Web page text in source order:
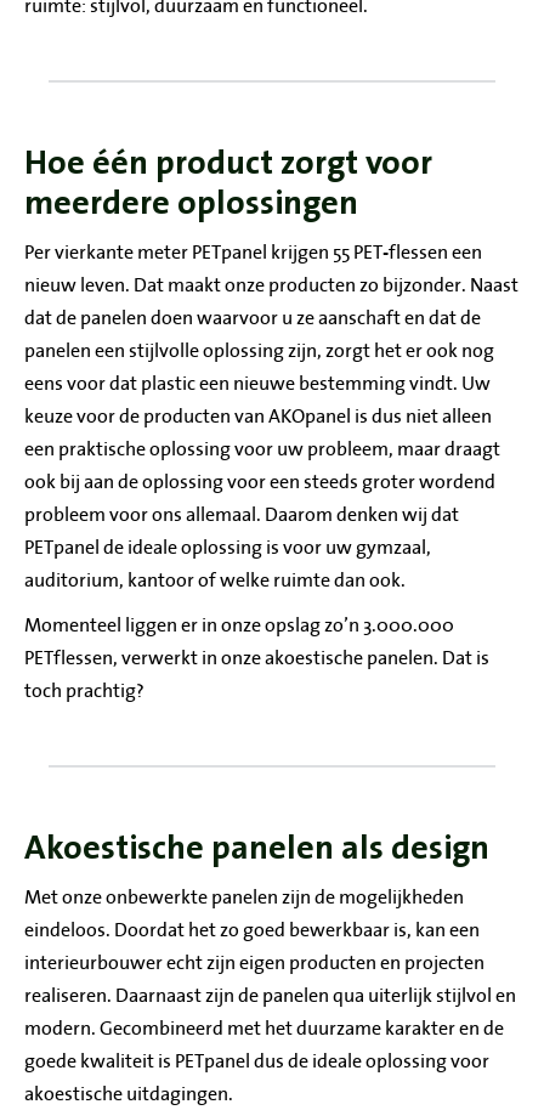
Hoe één product zorgt voor
meerdere oplossingen
Per vierkante meter PETpanel krijgen 55 PET-flessen een
nieuw leven. Dat maakt onze producten zo bijzonder. Naast
dat de panelen doen waarvoor u ze aanschaft en dat de
panelen een stijlvolle oplossing zijn, zorgt het er ook nog
eens voor dat plastic een nieuwe bestemming vindt. Uw
keuze voor de producten van AKOpanel is dus niet alleen
een praktische oplossing voor uw probleem, maar draagt
ook bij aan de oplossing voor een steeds groter wordend
probleem voor ons allemaal. Daarom denken wij dat
PETpanel de ideale oplossing is voor uw gymzaal,
auditorium, kantoor of welke ruimte dan ook.
Momenteel liggen er in onze opslag zo’n 3.000.000
PETflessen, verwerkt in onze akoestische panelen. Dat is
toch prachtig?
Akoestische panelen als design
Met onze onbewerkte panelen zijn de mogelijkheden
eindeloos. Doordat het zo goed bewerkbaar is, kan een
interieurbouwer echt zijn eigen producten en projecten
realiseren. Daarnaast zijn de panelen qua uiterlijk stijlvol en
modern. Gecombineerd met het duurzame karakter en de
goede kwaliteit is PETpanel dus de ideale oplossing voor
akoestische uitdagingen.